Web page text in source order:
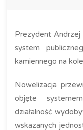
Prezydent Andrzej
system
kamiennego na
Nowelizacja
objęte
działalność
wskazanych